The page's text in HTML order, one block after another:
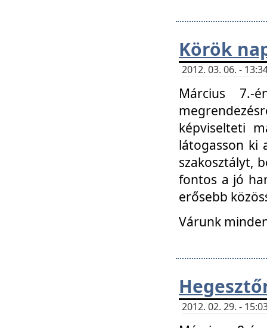
Körök
2012. 03. 06. -
Március 7.-
képviselteti
látogasson ki
szakosztályt,
fontos a jó
erősebb
Várunk
2012. 02. 29. -